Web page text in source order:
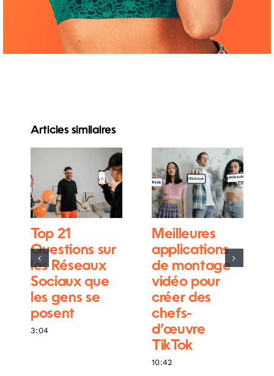
Articles similaires
Top 21
Questions sur
les Réseaux
Sociaux que
les gens se
posent
3:04
Meilleures
applications
de montage
vidéo pour
créer des
chefs-
d’œuvre
TikTok
10:42